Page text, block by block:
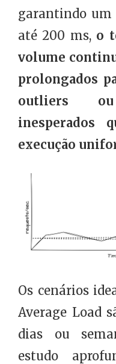
garantindo um
até 200 ms, o
volume
prolongados
outliers ou
inesperados
execução
Os cenários
Average Load
dias ou
estudo